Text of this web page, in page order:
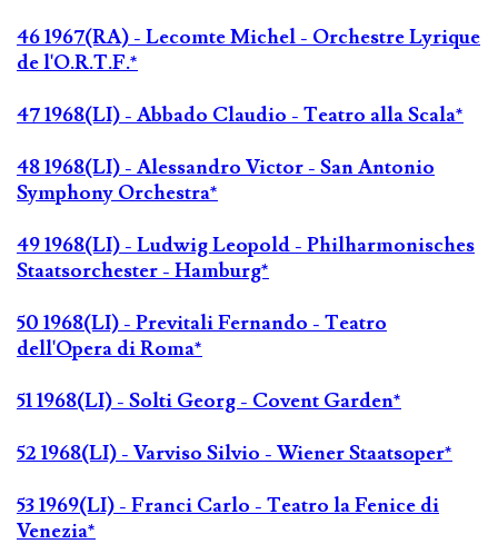
46 1967(RA) - Lecomte Michel - Orchestre Lyrique
de l'O.R.T.F.*
47 1968(LI) - Abbado Claudio - Teatro alla Scala*
48 1968(LI) - Alessandro Victor - San Antonio
Symphony Orchestra*
49 1968(LI) - Ludwig Leopold - Philharmonisches
Staatsorchester - Hamburg*
50 1968(LI) - Previtali Fernando - Teatro
dell'Opera di Roma*
51 1968(LI) - Solti Georg - Covent Garden*
52 1968(LI) - Varviso Silvio - Wiener Staatsoper*
53 1969(LI) - Franci Carlo - Teatro la Fenice di
Venezia*